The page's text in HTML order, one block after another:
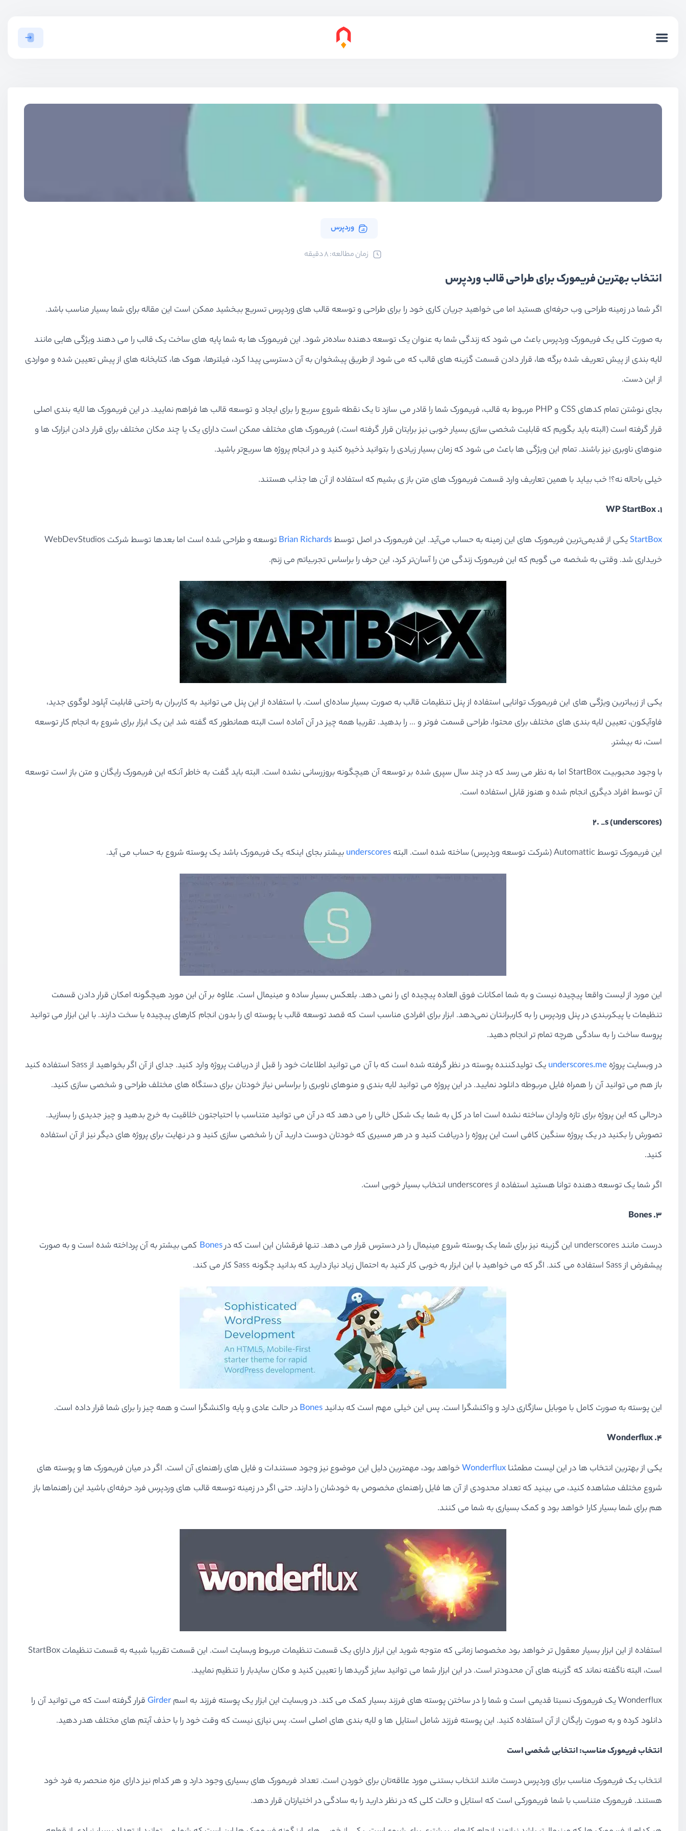
وردپرس
ﺯﻣﺎﻥ ﻣﻄﺎﻟﻌﻪ: 8 دقیقه
انتخاب بهترین فریمورک برای طراحی قالب وردپرس
اگر شما در زمینه طراحی وب حرفه‌ای هستید اما می خواهید جریان کاری خود را برای طراحی و توسعه قالب های وردپرس تسریع ببخشید ممکن است این مقاله برای شما بسیار مناسب باشد.
به صورت کلی یک فریمورک وردپرس باعث می شود که زندگی شما به عنوان یک توسعه دهنده ساده‌تر شود. این فریمورک ها به شما پایه های ساخت یک قالب را می دهند ویژگی هایی مانند
لایه بندی از پیش تعریف شده برگه ها، قرار دادن قسمت گزینه های قالب که می شود از طریق پیشخوان به آن دسترسی پیدا کرد، فیلترها، هوک ها، کتابخانه های از پیش تعیین شده و مواردی
از این دست.
بجای نوشتن تمام کدهای CSS و PHP مربوط به قالب، فریمورک شما را قادر می سازد تا یک نقطه شروع سریع را برای ایجاد و توسعه قالب ها فراهم نمایید. در این فریمورک ها لایه بندی اصلی
قرار گرفته است (البته باید بگویم که قابلیت شخصی سازی بسیار خوبی نیز برایتان قرار گرفته است.) فریمورک های مختلف ممکن است دارای یک یا چند مکان مختلف برای قرار دادن ابزارک ها و
منوهای ناوبری نیز باشند. تمام این ویژگی ها باعث می شود که زمان بسیار زیادی را بتوانید ذخیره کنید و در انجام پروژه ها سریع‌تر باشید.
خیلی باحاله نه؟! خب بیاید با همین تعاریف وارد قسمت فریمورک های متن باز ی بشیم که استفاده از آن ها جذاب هستند.
۱. WP StartBox
StartBoxیکی از قدیمی‌ترین فریمورک های این زمینه به حساب می‌آید. این فریمورک در اصل توسطBrian Richards
توسعه و طراحی شده است اما بعدها توسط شرکت WebDevStudios
خریداری شد. وقتی به شخصه می گویم که این فریمورک زندگی من را آسان‌تر کرد، این حرف را براساس تجربیاتم می زنم.
یکی از زیباترین ویژگی های این فریمورک توانایی استفاده از پنل تنظیمات قالب به صورت بسیار ساده‌ای است. با استفاده از این پنل می توانید به کاربران به راحتی قابلیت آپلود لوگوی جدید،
فاوآیکون، تعیین لایه بندی های مختلف برای محتوا، طراحی قسمت فوتر و … را بدهید. تقریبا همه چیز در آن آماده است البته همانطور که گفته شد این یک ابزار برای شروع به انجام کار توسعه
است، نه بیشتر.
با وجود محبوبیت StartBox اما به نظر می رسد که در چند سال سپری شده بر توسعه آن هیچگونه بروزرسانی نشده است. البته باید گفت به خاطر آنکه این فریمورک رایگان و متن باز است توسعه
آن توسط افراد دیگری انجام شده و هنوز قابل استفاده است.
۲. _s (underscores)
این فریمورک توسط Automattic (شرکت توسعه وردپرس) ساخته شده است. البته underscoresبیشتر بجای اینکه یک فریمورک باشد یک پوسته شروع به حساب می آید.
این مورد از لیست واقعا پیچیده نیست و به شما امکانات فوق العاده پیچیده ای را نمی دهد. بلعکس بسیار ساده و مینیمال است. علاوه بر آن این مورد هیچگونه امکان قرار دادن قسمت
تنظیمات یا پیکربندی در پنل وردپرس را به کاربرانتان نمی‌دهد. ابزار برای افرادی مناسب است که قصد توسعه قالب یا پوسته ای را بدون انجام کارهای پیچیده یا سخت دارند. با این ابزار می توانید
پروسه ساخت را به سادگی هرچه تمام تر انجام دهید.
در وبسایت پروژه underscores.me
یک تولیدکننده پوسته در نظر گرفته شده است که با آن می توانید اطلاعات خود را قبل از دریافت پروژه وارد کنید. جدای از آن اگر بخواهید از Sass استفاده کنید
باز هم می توانید آن را همراه فایل مربوطه دانلود نمایید. در این پروژه می توانید لایه بندی و منوهای ناوبری را براساس نیاز خودتان برای دستگاه های مختلف طراحی و شخصی سازی کنید.
درحالی که این پروژه برای تازه واردان ساخته نشده است اما در کل به شما یک شکل خالی را می دهد که در آن می توانید متناسب با احتیاجتون خلاقیت به خرج بدهید و چیز جدیدی را بسازید.
تصورش را بکنید در یک پروژه سنگین کافی است این پروژه را دریافت کنید و در هر مسیری که خودتان دوست دارید آن را شخصی سازی کنید و در نهایت برای پروژه های دیگر نیز از آن استفاده
کنید.
اگر شما یک توسعه دهنده توانا هستید استفاده از underscores انتخاب بسیار خوبی است.
۳. Bones
درست مانند underscores این گزینه نیز برای شما یک پوسته شروع مینیمال را در دسترس قرار می دهد. تنها فرقشان این است که در Bones کمی بیشتر به آن پرداخته شده است و به صورت
پیشفرض از Sass استفاده می کند. اگر که می خواهید با این ابزار به خوبی کار کنید به احتمال زیاد نیاز دارید که بدانید چگونه Sass کار می کند.
این پوسته به صورت کامل با موبایل سازگاری دارد و واکنشگرا است. پس این خیلی مهم است که بدانیدBonesدر حالت عادی و پایه واکنشگرا است و همه چیز را برای شما قرار داده است.
۴. Wonderflux
یکی از بهترین انتخاب ها در این لیست مطمئناWonderfluxخواهد بود، مهمترین دلیل این موضوع نیز وجود مستندات و فایل های راهنمای آن است. اگر در میان فریمورک ها و پوسته های
شروع مختلف مشاهده کنید، می بینید که تعداد محدودی از آن ها فایل راهنمای مخصوص به خودشان را دارند. حتی اگر در زمینه توسعه قالب های وردپرس فرد حرفه‌ای باشید این راهنماها باز
هم برای شما بسیار کارا خواهد بود و کمک بسیاری به شما می کنند.
استفاده از این ابزار بسیار معقول تر خواهد بود مخصوصا زمانی که متوجه شوید این ابزار دارای یک قسمت تنظیمات مربوط وبسایت است. این قسمت تقریبا شبیه به قسمت تنظیمات StartBox
است، البته ناگفته نماند که گزینه های آن محدودتر است. در این ابزار شما می توانید سایز گریدها را تعیین کنید و مکان سایدبار را تنظیم نمایید.
Wonderflux یک فریمورک نسبتا قدیمی است و شما را در ساختن پوسته های فرزند بسیار کمک می کند. در وبسایت این ابزار یک پوسته فرزند به اسم Girderقرار گرفته است که می توانید آن را
دانلود کرده و به صورت رایگان از آن استفاده کنید. این پوسته فرزند شامل استایل ها و لایه بندی های اصلی است. پس نیازی نیست که وقت خود را با حذف آیتم های مختلف هدر دهید.
انتخاب فریمورک مناسب: انتخابی شخصی است
انتخاب یک فریمورک مناسب برای وردپرس درست مانند انتخاب بستنی مورد علاقه‌تان برای خوردن است. تعداد فریمورک های بسیاری وجود دارد و هر کدام نیز دارای مزه منحصر به فرد خود
هستند. فریمورک متناسب با شما فریمورکی است که استایل و حالت کلی که در نظر دارید را به سادگی در اختیارتان قرار دهد.